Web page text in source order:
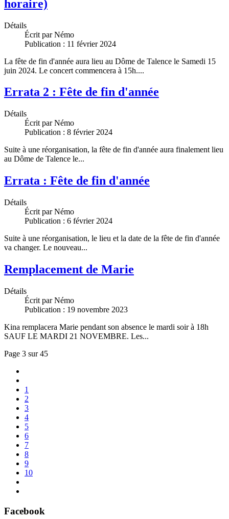
horaire)
Détails
Écrit parNémo
Publication : 11 février 2024
La fête de fin d'année aura lieu au Dôme de Talence le Samedi 15
juin 2024. Le concert commencera à 15h....
Errata 2 : Fête de fin d'année
Détails
Écrit parNémo
Publication : 8 février 2024
Suite à une réorganisation, la fête de fin d'année aura finalement lieu
au Dôme de Talence le...
Errata : Fête de fin d'année
Détails
Écrit parNémo
Publication : 6 février 2024
Suite à une réorganisation, le lieu et la date de la fête de fin d'année
va changer. Le nouveau...
Remplacement de Marie
Détails
Écrit parNémo
Publication : 19 novembre 2023
Kina remplacera Marie pendant son absence le mardi soir à 18h
SAUF LE MARDI 21 NOVEMBRE. Les...
Page 3 sur 45
1
2
3
4
5
6
7
8
9
10
Facebook